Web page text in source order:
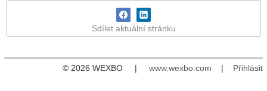
Sdílet aktuální stránku
© 2026 WEXBO | www.wexbo.com | Přihlásit